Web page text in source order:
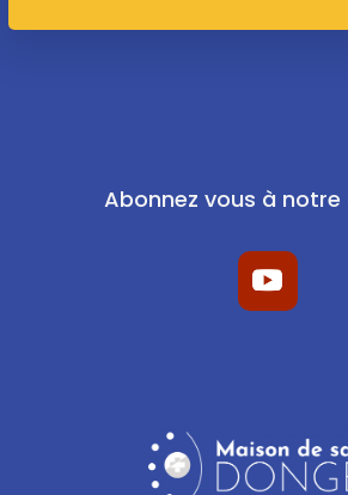
Abonnez vous à notre